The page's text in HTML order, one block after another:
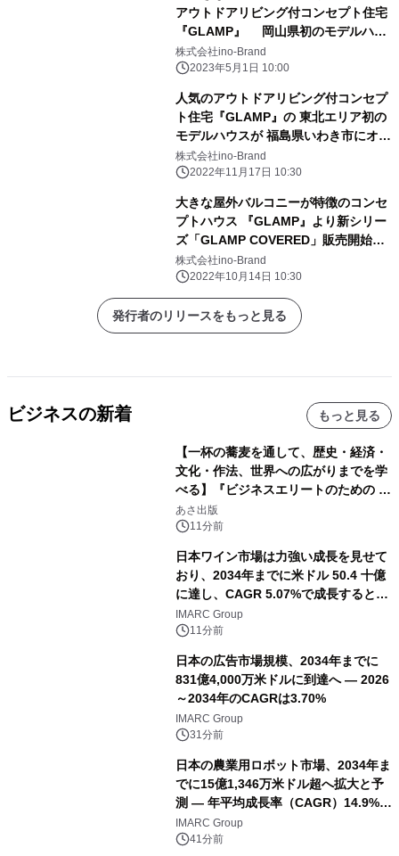
アウトドアリビング付コンセプト住宅
『GLAMP』 岡山県初のモデルハウ
スをオープン！
株式会社ino-Brand
2023年5月1日 10:00
人気のアウトドアリビング付コンセプ
ト住宅『GLAMP』の 東北エリア初の
モデルハウスが 福島県いわき市にオー
プン！
株式会社ino-Brand
2022年11月17日 10:30
大きな屋外バルコニーが特徴のコンセ
プトハウス 『GLAMP』より新シリー
ズ「GLAMP COVERED」販売開始！
10月11日 三重県菰野町潤田にモデル
ハウスオープン
株式会社ino-Brand
2022年10月14日 10:30
発行者のリリースをもっと見る
ビジネスの新着 もっと見る
【一杯の蕎麦を通して、歴史・経済・
文化・作法、世界への広がりまでを学
べる】『ビジネスエリートのための 教
養としての蕎麦』2026年8月25日
（火）発売
あさ出版
11分前
日本ワイン市場は力強い成長を見せて
おり、2034年までに米ドル 50.4 十億
に達し、CAGR 5.07%で成長すると予
測
IMARC Group
11分前
日本の広告市場規模、2034年までに
831億4,000万米ドルに到達へ ― 2026
～2034年のCAGRは3.70%
IMARC Group
31分前
日本の農業用ロボット市場、2034年ま
でに15億1,346万米ドル超へ拡大と予
測 ― 年平均成長率（CAGR）14.9%を
記録
IMARC Group
41分前